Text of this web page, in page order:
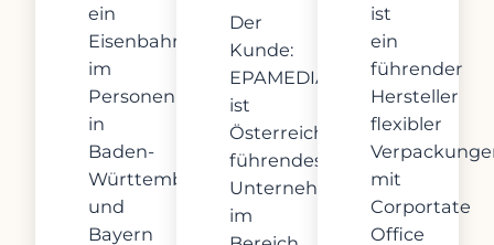
ein
Eisenbahnverkehrsunternehmen
im
Personennahverkehr
in
Baden-
Württemberg
und
Bayern
Der
Kunde:
EPAMEDIA
ist
Österreichs
führendes
Unternehmen
im
ist
ein
führender
Hersteller
flexibler
mit
Corportate
Office